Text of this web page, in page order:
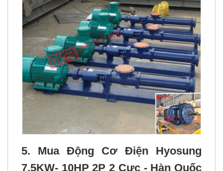
5. Mua Động Cơ Điện Hyosung